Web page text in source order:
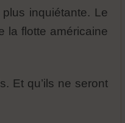
inquiétante. Le
la flotte américaine
Et qu’ils ne seront